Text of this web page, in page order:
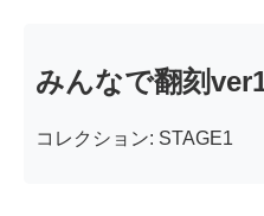
みんなで翻刻
コレクション: STAGE1